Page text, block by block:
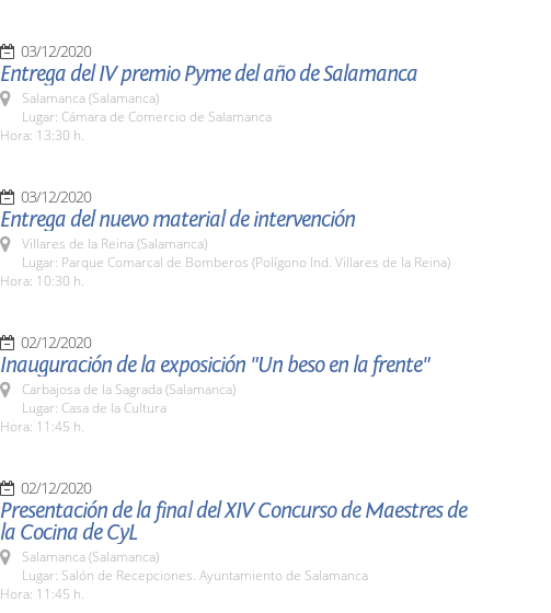
03/12/2020
Entrega del IV premio Pyme del año de Salamanca
Salamanca (Salamanca)
Lugar: Cámara de Comercio de Salamanca
Hora: 13:30 h.
03/12/2020
Entrega del nuevo material de intervención
Villares de la Reina (Salamanca)
Lugar: Parque Comarcal de Bomberos (Polígono Ind. Villares de la Reina)
Hora: 10:30 h.
02/12/2020
Inauguración de la exposición "Un beso en la frente"
Carbajosa de la Sagrada (Salamanca)
Lugar: Casa de la Cultura
Hora: 11:45 h.
02/12/2020
Presentación de la final del XIV Concurso de Maestres de
la Cocina de CyL
Salamanca (Salamanca)
Lugar: Salón de Recepciones. Ayuntamiento de Salamanca
Hora: 11:45 h.